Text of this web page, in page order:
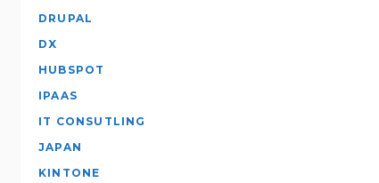
DRUPAL
DX
HUBSPOT
IPAAS
IT CONSUTLING
JAPAN
KINTONE